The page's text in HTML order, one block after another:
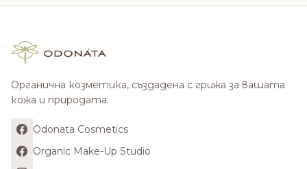
Органична козметика, създадена с грижа за вашата
кожа и природата.
Odonata Cosmetics
Organic Make-Up Studio